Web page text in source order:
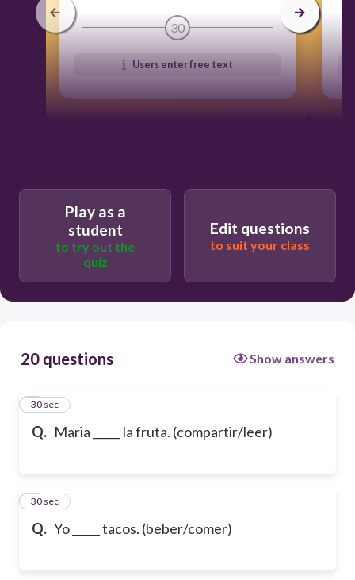
30
Users enter free text
Play as a
student
to try out the
quiz
Edit questions
to suit your class
20 questions Show answers
Q. Maria _____ la fruta. (compartir/leer)
1
30 sec
Q. Yo _____ tacos. (beber/comer)
2
30 sec